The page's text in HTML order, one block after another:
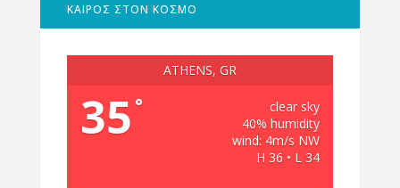
ΚΑΙΡΟΣ ΣΤΟΝ ΚΟΣΜΟ
ATHENS, GR
35 °
clear sky
40% humidity
wind: 4m/s NW
H 36 • L 34